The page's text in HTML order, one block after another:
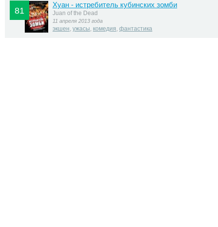
81
Хуан - истребитель кубинских зомби
Juan of the Dead
11 апреля 2013 года
экшен, ужасы, комедия, фантастика